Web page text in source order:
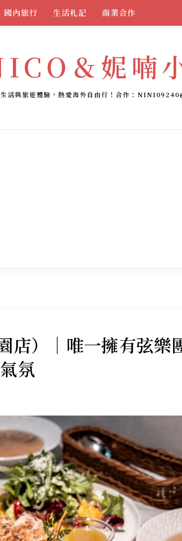
國內旅行 生活札記 商業合作
＆妮喃
活與旅遊體驗，熱愛海外自由行！合作：
店）｜唯一擁有弦樂
氛